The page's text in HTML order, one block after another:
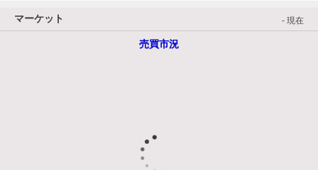
マーケット - 現在
売買市況